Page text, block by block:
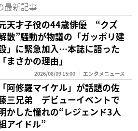
最新記事
天才子役の44歳俳優 “クズ
散”騒動が物議の「ガッポリ建
」に緊急加入…本誌に語った
「まさかの理由」
2026/08/09 15:00 エンタメニュース
「阿修羅マイケル」が話題の佐
三兄弟 デビューイベントで
かした憧れの“レジェンド3人
アイドル”